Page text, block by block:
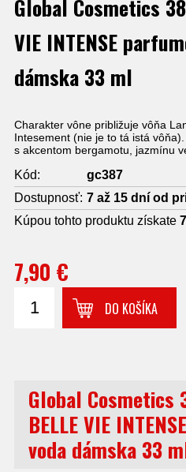
Global Cosmetics
VIE INTENSE
dámska 33 ml
Charakter vône približuje vôňa
Intesement (nie je to tá istá vôňa).
s akcentom bergamotu, jazmínu
Kód:
gc387
Dostupnosť: 7 až 15 dní od
Kúpou tohto produktu získate 7
7,90 €
DO KOŠÍKA
Global Cosmetics
BELLE VIE
voda dámska 33